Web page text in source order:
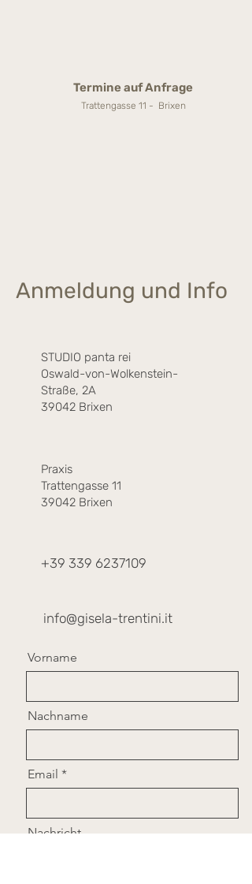
Termine auf Anfrage
Trattengasse 11 - Brixen
Anmeldung und Info
STUDIO panta rei
Oswald-von-Wolkenstein-
Straße, 2A
39042 Brixen
Praxis
Trattengasse 11
39042 Brixen
+39 339 6237109
info@gisela-trentini.it
Vorname
Nachname
Email
Nachricht